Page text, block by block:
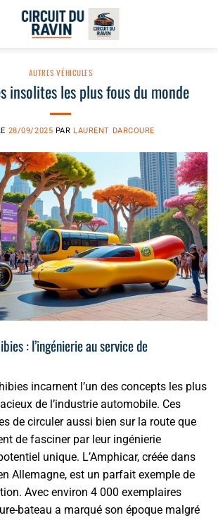
AUTRES VÉHICULES
insolites les plus fous du monde
28/09/2025 PAR LAURENT DARCOURE
: l’ingénierie au service de
incarnent l’un des concepts les plus
de l’industrie automobile. Ces
de circuler aussi bien sur la route que
de fasciner par leur ingénierie
unique. L’Amphicar, créée dans
Allemagne, est un parfait exemple de
Avec environ 4 000 exemplaires
bateau a marqué son époque malgré